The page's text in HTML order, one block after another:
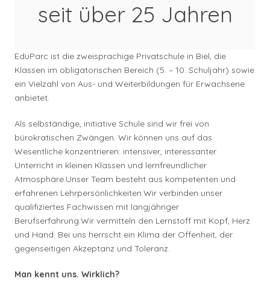
seit über 25 Jahren
EduParc ist die zweisprachige Privatschule in Biel, die
Klassen im obligatorischen Bereich (5. – 10. Schuljahr) sowie
ein Vielzahl von Aus- und Weiterbildungen für Erwachsene
anbietet.
Als selbständige, initiative Schule sind wir frei von
bürokratischen Zwängen. Wir können uns auf das
Wesentliche konzentrieren: intensiver, interessanter
Unterricht in kleinen Klassen und lernfreundlicher
Atmosphäre.Unser Team besteht aus kompetenten und
erfahrenen Lehrpersönlichkeiten.Wir verbinden unser
qualifiziertes Fachwissen mit langjähriger
Berufserfahrung.Wir vermitteln den Lernstoff mit Kopf, Herz
und Hand. Bei uns herrscht ein Klima der Offenheit, der
gegenseitigen Akzeptanz und Toleranz.
Man kennt uns. Wirklich?